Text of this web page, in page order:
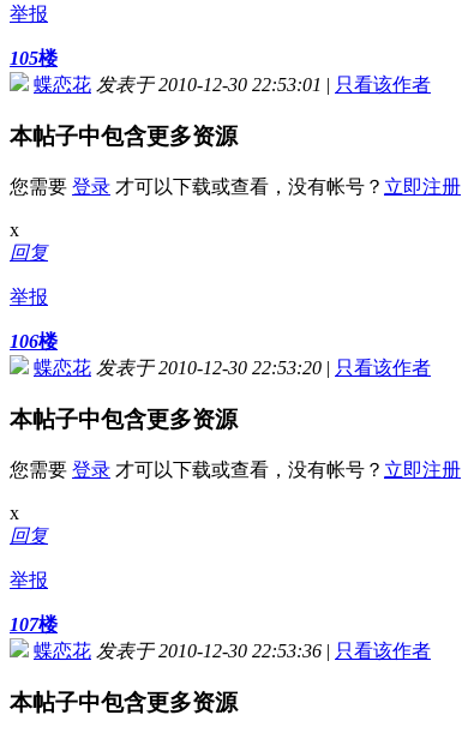
举报
105楼
蝶恋花 发表于 2010-12-30 22:53:01 | 只看该作者
本帖子中包含更多资源
您需要 登录 才可以下载或查看，没有帐号？ 立即注册
x
回复
举报
106楼
蝶恋花 发表于 2010-12-30 22:53:20 | 只看该作者
本帖子中包含更多资源
您需要 登录 才可以下载或查看，没有帐号？ 立即注册
x
回复
举报
107楼
蝶恋花 发表于 2010-12-30 22:53:36 | 只看该作者
本帖子中包含更多资源